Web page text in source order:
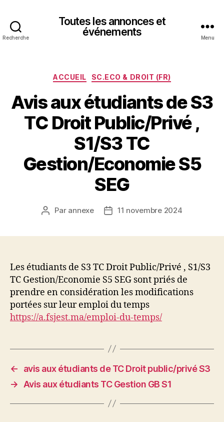
Recherche
Toutes les annonces et
événements
Menu
Catégories
ACCUEIL SC.ECO & DROIT (FR)
Avis aux étudiants de S3
TC Droit Public/Privé ,
S1/S3 TC
Gestion/Economie S5
SEG
Auteur
Par annexe
Date11 novembre 2024
Les étudiants de S3 TC Droit Public/Privé , S1/S3
TC Gestion/Economie S5 SEG sont priés de
prendre en considération les modifications
portées sur leur emploi du temps
https://a.fsjest.ma/emploi-du-temps/
←
avis aux étudiants de TC Droit public/privé S3
→
Avis aux étudiants TC Gestion GB S1